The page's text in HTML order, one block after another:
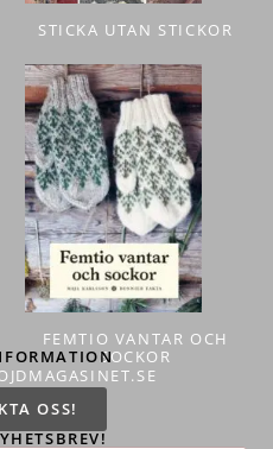
STICKA UTAN STICKOR
FEMTIO VANTAR OCH
SOCKOR
OSS!